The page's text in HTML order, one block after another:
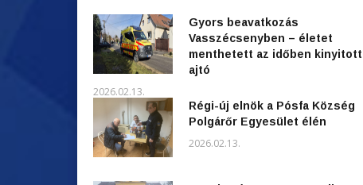
Gyors beavatkozás
Vasszécsenyben – életet
menthetett az időben kinyitott
ajtó
2026.02.13.
Régi-új elnök a Pósfa Község
Polgárőr Egyesület élén
2026.02.13.